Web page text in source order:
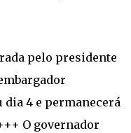
pelo presidente
4 e permanecerá
O governador